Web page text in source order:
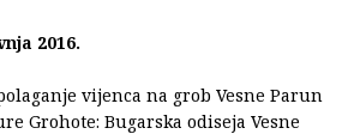
2016.
vijenca na grob Vesne Parun
Grohote: Bugarska odiseja Vesne